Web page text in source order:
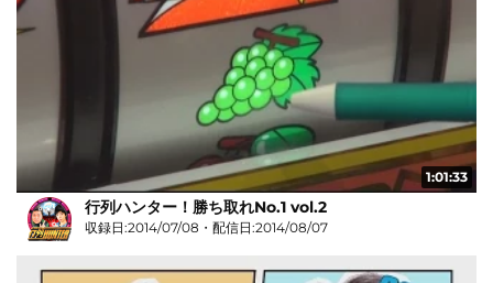
1:01:33
行列ハンター！勝ち取れNo.1 vol.2
収録日:2014/07/08・配信日:2014/08/07